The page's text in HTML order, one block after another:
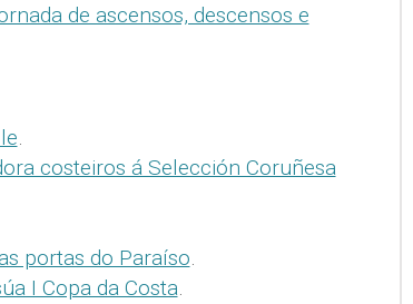
de ascensos, descensos e
.
costeiros á Selección Coruñesa
portas do Paraíso.
I Copa da Costa.